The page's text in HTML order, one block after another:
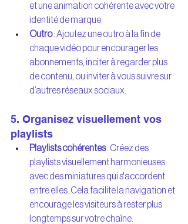
et une animation cohérente avec votre
identité de marque.
Outro : Ajoutez une outro à la fin de
chaque vidéo pour encourager les
abonnements, inciter à regarder plus
de contenu, ou inviter à vous suivre sur
d’autres réseaux sociaux.
5. Organisez visuellement vos
playlists
Playlists cohérentes : Créez des
playlists visuellement harmonieuses
avec des miniatures qui s'accordent
entre elles. Cela facilite la navigation et
encourage les visiteurs à rester plus
longtemps sur votre chaîne.